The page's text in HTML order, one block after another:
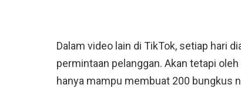
Dalam video lain di TikTok, setiap hari
permintaan pelanggan. Akan tetapi
hanya mampu membuat 200 bungkus